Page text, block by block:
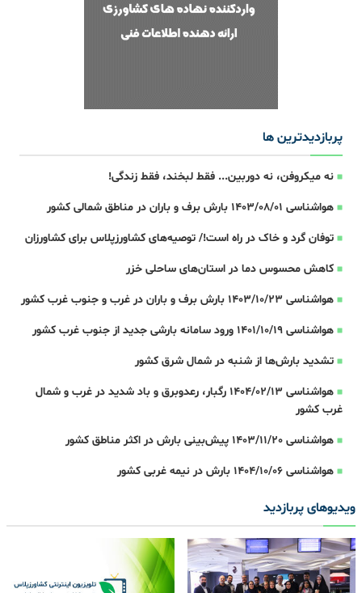
پربازدیدترین ها
نه میکروفن، نه دوربین... فقط لبخند، فقط زندگی!
هواشناسی 1403/08/01 بارش برف و باران در مناطق شمالی کشور
توفان گرد و خاک در راه است!/ توصیه‌های کشاورزپلاس برای کشاورزان
کاهش محسوس دما در استان‌های ساحلی خزر
هواشناسی 1403/10/23 بارش برف و باران در غرب و جنوب غرب کشور
هواشناسی 1401/10/19 ورود سامانه بارشی جدید از جنوب غرب کشور
تشدید بارش‌ها از شنبه در شمال شرق کشور
هواشناسی 1404/02/13 رگبار، رعدوبرق و باد شدید در غرب و شمال
غرب کشور
هواشناسی 1403/11/20 پیش‌بینی بارش در اکثر مناطق کشور
هواشناسی 1404/10/06 بارش در نیمه غربی کشور
ویدیوهای پربازدید